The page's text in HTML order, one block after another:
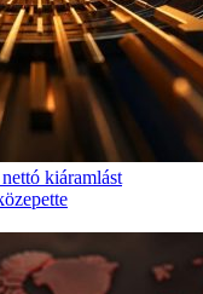
kiáramlást